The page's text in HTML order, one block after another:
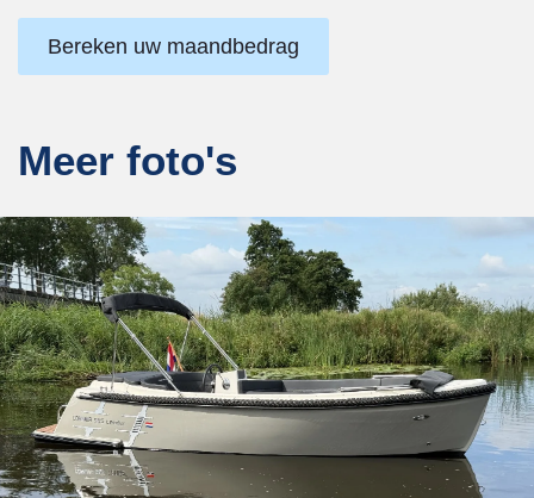
Bereken uw maandbedrag
Meer foto's